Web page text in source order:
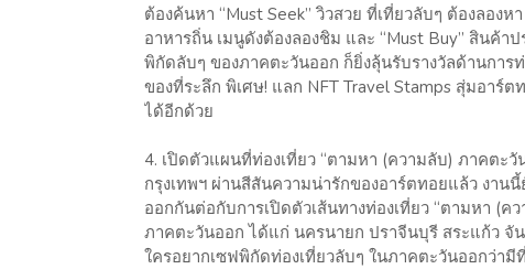
ต้องค้นหา “Must Seek” วิวสวย ที่เที่ยวลับๆ ต้องลองห
อาหารถิ่น เมนูดังต้องลองชิม และ “Must Buy” สินค้า
พิกัดลับๆ ของภาคตะวันออก ก็ยิ่งลุ้นรับรางวัลด้านการ
ของที่ระลึก พิเศษ! แลก NFT Travel Stamps สุ่มอาร์
ได้อีกด้วย
4. เปิดตัวแผนที่ท่องเที่ยว “ตามหา (ความลับ) ภาคตะ
กรุงเทพฯ ผ่านสีสันความน่ารักของอาร์ตทอยแล้ว งาน
ออกกันต่อกับการเปิดตัวเส้นทางท่องเที่ยว “ตามหา (ค
ภาคตะวันออก ได้แก่ นครนายก ปราจีนบุรี สระแก้ว จั
ใครอยากเซฟพิกัดท่องเที่ยวลับๆ ในภาคตะวันออกว่า